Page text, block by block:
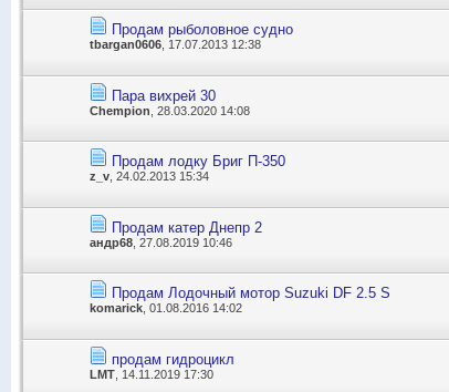
Продам рыболовное судно
tbargan0606 , 17.07.2013 12:38
Пара вихрей 30
Chempion , 28.03.2020 14:08
Продам лодку Бриг П-350
z_v , 24.02.2013 15:34
Продам катер Днепр 2
андр68 , 27.08.2019 10:46
Продам Лодочный мотор Suzuki DF 2.5 S
komarick , 01.08.2016 14:02
продам гидроцикл
LMT , 14.11.2019 17:30